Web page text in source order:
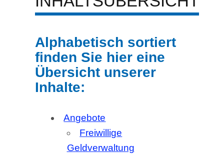
finden Sie hier eine
Übersicht unserer
Inhalte:
Angebote
Geldverwaltung
Sozialberatung
U25 – Maßnahme für